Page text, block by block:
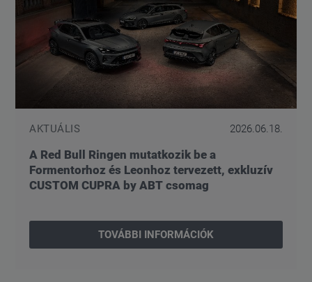
AKTUÁLIS 2026.06.18.
A Red Bull Ringen mutatkozik be a
Formentorhoz és Leonhoz tervezett, exkluzív
CUSTOM CUPRA by ABT csomag
TOVÁBBI INFORMÁCIÓK